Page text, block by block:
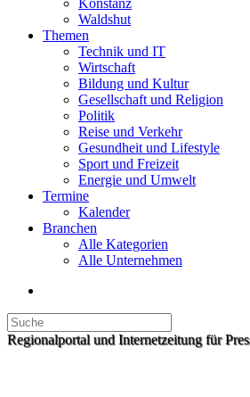
Konstanz
Waldshut
Themen
Technik und IT
Wirtschaft
Bildung und Kultur
Gesellschaft und Religion
Politik
Reise und Verkehr
Gesundheit und Lifestyle
Sport und Freizeit
Energie und Umwelt
Termine
Kalender
Branchen
Alle Kategorien
Alle Unternehmen
Regionalportal und Internetzeitung für